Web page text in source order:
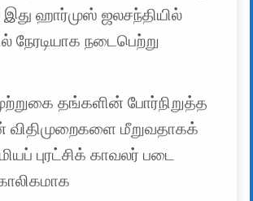
இது ஹார்முஸ் ஜலசந்தியில்
நேரடியாக நடைபெற்று
தங்களின் போர்நிறுத்த
விதிமுறைகளை மீறுவதாகக்
புரட்சிக் காவலர் படை